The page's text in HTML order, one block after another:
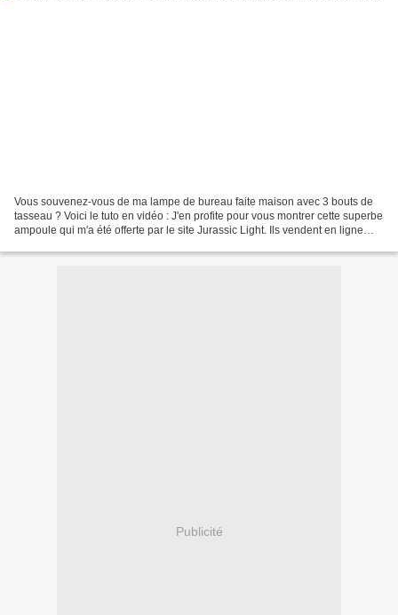
Vous souvenez-vous de ma lampe de bureau faite maison avec 3 bouts de
tasseau ? Voici le tuto en vidéo : J'en profite pour vous montrer cette superbe
ampoule qui m'a été offerte par le site Jurassic Light. Ils vendent en ligne
Publicité